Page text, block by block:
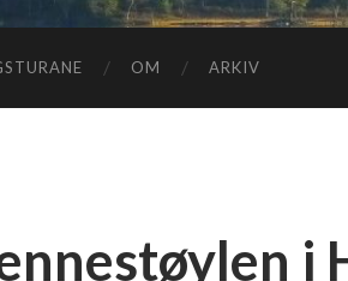
OM ARKIV
i